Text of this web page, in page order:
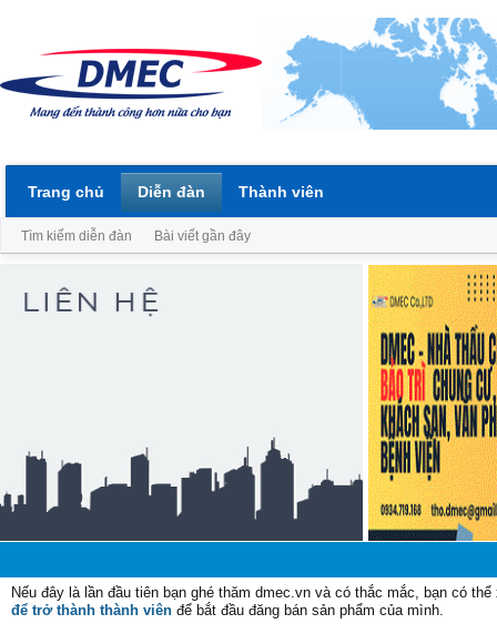
Nếu đây là lần đầu tiên bạn ghé thăm dmec.vn và có thắc mắc, bạn có
để trở thành thành viên để bắt đầu đăng bán sản phẩm của mình.
Trang chủ Diễn đàn
Tìm kiếm diễn đàn Bài viết gần đây
Thành viên